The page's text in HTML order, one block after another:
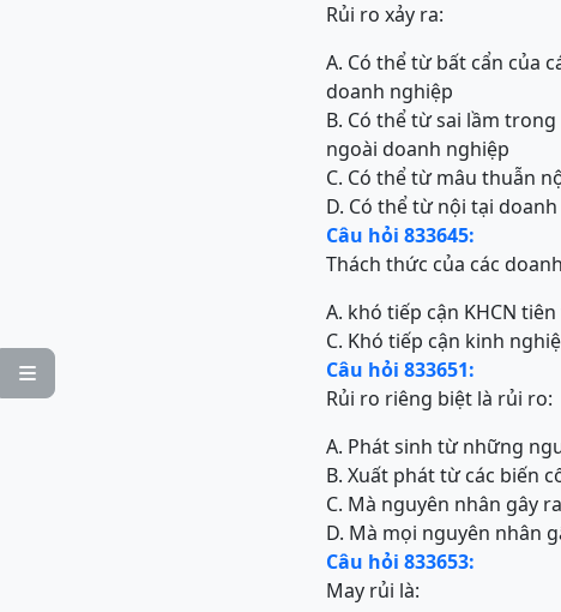

Rủi ro xảy ra:
A. Có thể từ bất cẩn của
doanh nghiệp
B. Có thể từ sai lầm
ngoài doanh nghiệp
C. Có thể từ mâu thuẫn
D. Có thể từ nội tại
Câu hỏi 833645:
Thách thức của các
A. khó tiếp cận KHCN
C. Khó tiếp cận kinh
Câu hỏi 833651:
Rủi ro riêng biệt là rủi ro:
A. Phát sinh từ những
B. Xuất phát từ các biến
C. Mà nguyên nhân gây
D. Mà mọi nguyên nhân
Câu hỏi 833653:
May rủi là: